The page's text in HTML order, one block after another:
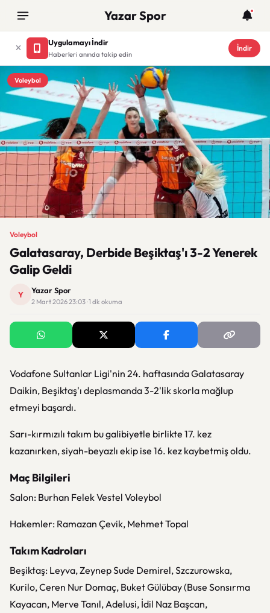
Yazar Spor
Uygulamayı İndir
Haberleri anında takip edin
İndir
Voleybol
Voleybol
Galatasaray, Derbide Beşiktaş'ı 3-2 Yenerek
Galip Geldi
Y Yazar Spor
2 Mart 2026 23:03 · 1 dk okuma
Vodafone Sultanlar Ligi'nin 24. haftasında Galatasaray
Daikin, Beşiktaş'ı deplasmanda 3-2'lik skorla mağlup
etmeyi başardı.
Sarı-kırmızılı takım bu galibiyetle birlikte 17. kez
kazanırken, siyah-beyazlı ekip ise 16. kez kaybetmiş oldu.
Maç Bilgileri
Salon: Burhan Felek Vestel Voleybol
Hakemler: Ramazan Çevik, Mehmet Topal
Takım Kadroları
Beşiktaş: Leyva, Zeynep Sude Demirel, Szczurowska,
Kurilo, Ceren Nur Domaç, Buket Gülübay (Buse Sonsırma
Kayacan, Merve Tanıl, Adelusi, İdil Naz Başcan,